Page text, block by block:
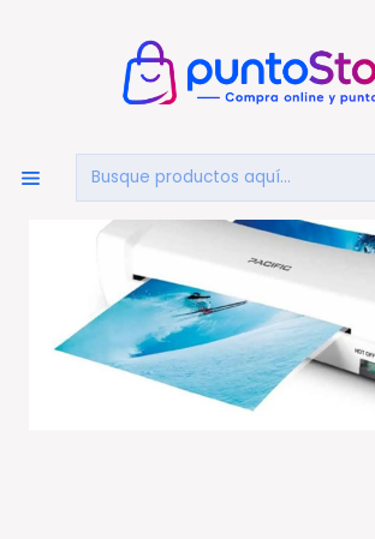
Inicio LIBRERÍA Y ARTE
Termolaminadora Plastificadora A4